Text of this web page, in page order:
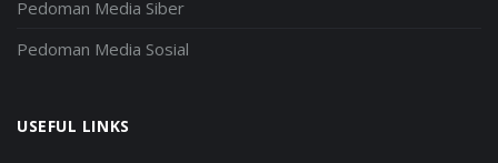
Pedoman Media Siber
Pedoman Media Sosial
USEFUL LINKS